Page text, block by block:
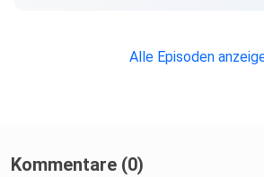
Alle Episoden
Kommentare (0)